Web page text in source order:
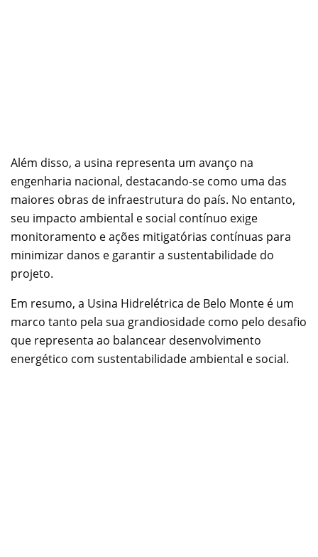
Além disso, a usina representa um avanço na
engenharia nacional, destacando-se como uma das
maiores obras de infraestrutura do país. No entanto,
seu impacto ambiental e social contínuo exige
monitoramento e ações mitigatórias contínuas para
minimizar danos e garantir a sustentabilidade do
projeto.
Em resumo, a Usina Hidrelétrica de Belo Monte é um
marco tanto pela sua grandiosidade como pelo desafio
que representa ao balancear desenvolvimento
energético com sustentabilidade ambiental e social.